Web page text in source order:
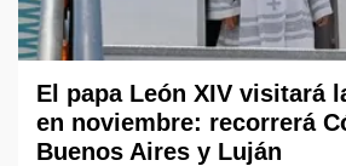
El papa León XIV visitará
en noviembre: recorrerá
Buenos Aires y Luján